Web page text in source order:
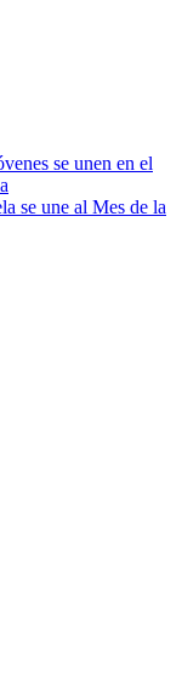
se unen en el
se une al Mes de la